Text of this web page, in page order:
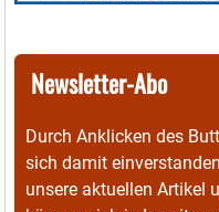
Newsletter-Abo
Durch Anklicken des
sich damit
unsere aktuellen Artikel